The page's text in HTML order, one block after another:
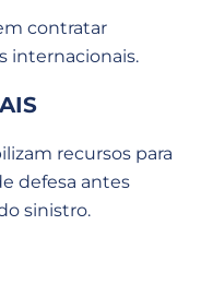
contratar
internacionais.
recursos para
defesa antes
sinistro.